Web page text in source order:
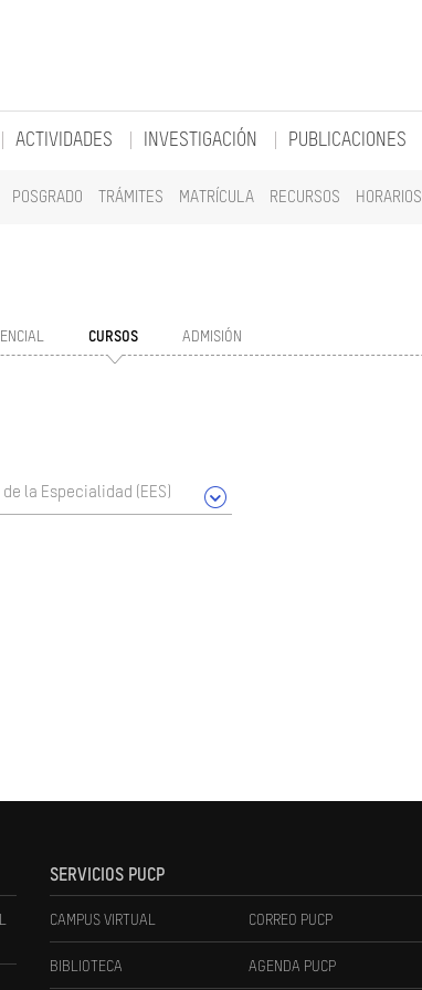
POSGRADO TRÁMITES MATRÍCULA RECURSOS HORARIOS
ACTIVIDADES INVESTIGACIÓN PUBLICACIONES
CURSOS ADMISIÓN
la Especialidad (EES)
SERVICIOS PUCP
CAMPUS VIRTUAL CORREO PUCP
BIBLIOTECA AGENDA PUCP